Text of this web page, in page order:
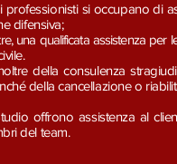
professionisti si occupano di
difensiva;
una qualificata assistenza per
della consulenza
della cancellazione o
offrono assistenza al
del team.